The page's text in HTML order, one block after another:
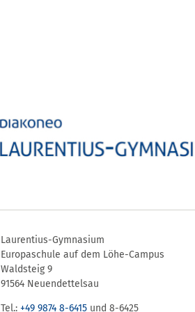
Laurentius-Gymnasium
Europaschule auf dem Löhe-Campus
Waldsteig 9
91564 Neuendettelsau
Tel.: +49 9874 8-6415und 8-6425